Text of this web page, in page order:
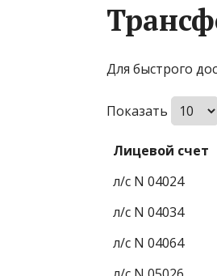
Для быстрого
Показать
Лицевой счет
л/с N 04024
л/с N 04034
л/с N 04064